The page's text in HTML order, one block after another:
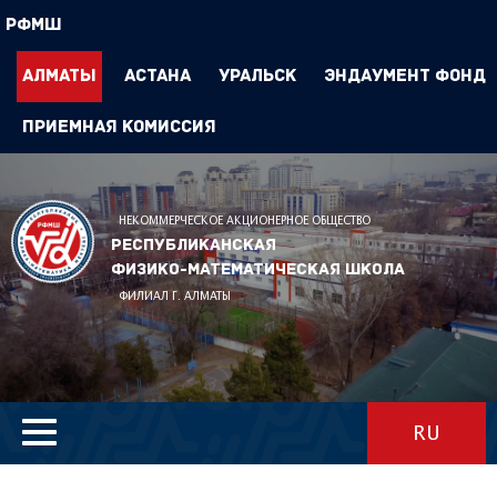
РФМШ
Алматы Астана Уральск Эндаумент Фонд
Приемная комиссия
НЕКОММЕРЧЕСКОЕ АКЦИОНЕРНОЕ ОБЩЕСТВО
Республиканская
физико-математическая школа
ФИЛИАЛ Г. АЛМАТЫ
RU